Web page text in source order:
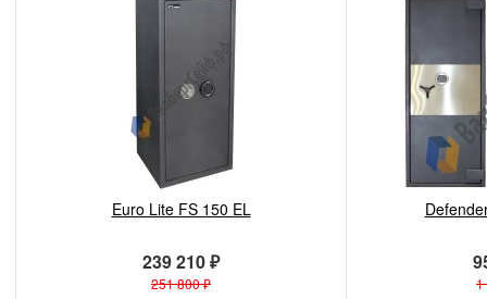
Euro Lite FS 150 EL
239 210 ₽
251 800 ₽ 1